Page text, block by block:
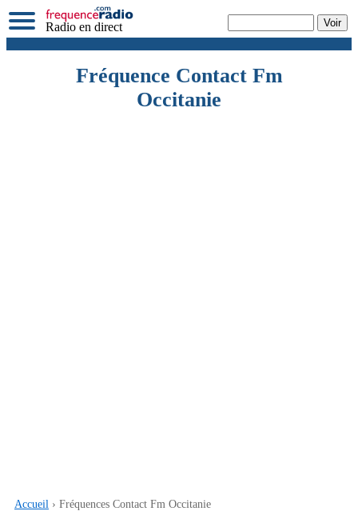
Radio en direct
Fréquence Contact Fm
Occitanie
Accueil › Fréquences Contact Fm Occitanie